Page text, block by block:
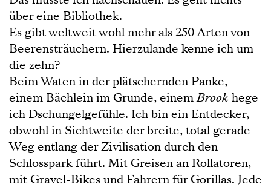
über eine Bibliothek.
Es gibt weltweit wohl mehr als 250 Arten von
Beerensträuchern. Hierzulande kenne ich um
die zehn?
Beim Waten in der plätschernden Panke,
einem Bächlein im Grunde, einemBrook hege
ich Dschungelgefühle. Ich bin ein Entdecker,
obwohl in Sichtweite der breite, total gerade
Weg entlang der Zivilisation durch den
Schlosspark führt. Mit Greisen an Rollatoren,
mit Gravel-Bikes und Fahrern für Gorillas. Jede